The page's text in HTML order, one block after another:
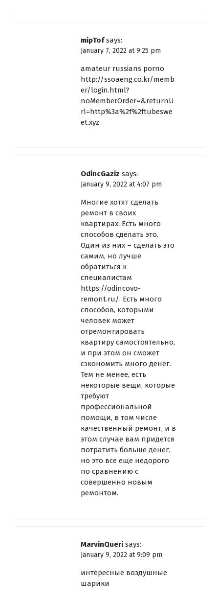
mipTof says:
January 7, 2022 at 9:25 pm
amateur russians porno
http://ssoaeng.co.kr/memb
er/login.html?
noMemberOrder=&returnU
rl=http%3a%2f%2ftubeswe
et.xyz
OdincGaziz says:
January 9, 2022 at 4:07 pm
Многие хотят сделать
ремонт в своих
квартирах. Есть много
способов сделать это.
Один из них – сделать это
самим, но лучше
обратиться к
специалистам
https://odincovo-
remont.ru/. Есть много
способов, которыми
человек может
отремонтировать
квартиру самостоятельно,
и при этом он сможет
сэкономить много денег.
Тем не менее, есть
некоторые вещи, которые
требуют
профессиональной
помощи, в том числе
качественный ремонт, и в
этом случае вам придется
потратить больше денег,
но это все еще недорого
по сравнению с
совершенно новым
ремонтом.
MarvinQueri says:
January 9, 2022 at 9:09 pm
интересные воздушные
шарики